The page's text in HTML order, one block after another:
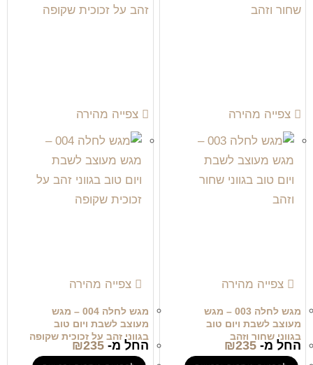
צפייה מהירה
צפייה מהירה
מגש לחלה 003 – מגש
מעוצב לשבת ויום טוב
בגווני שחור וזהב
החל מ- ₪235
צפייה מהירה
צפייה מהירה
מגש לחלה 004 – מגש
מעוצב לשבת ויום טוב
בגווני זהב על זכוכית שקופה
החל מ- ₪235